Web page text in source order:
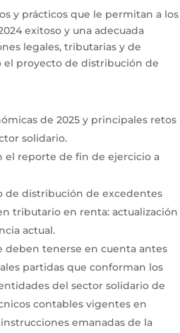
y prácticos que le permitan a los
exitoso y una adecuada
legales, tributarias y de
el proyecto de distribución de
de 2025 y principales retos
solidario.
el reporte de fin de ejercicio a
de distribución de excedentes
tributario en renta: actualización
actual.
deben tenerse en cuenta antes
partidas que conforman los
del sector solidario de
contables vigentes en
emanadas de la